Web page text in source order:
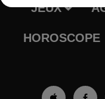
JEUX
HOROSCOPE